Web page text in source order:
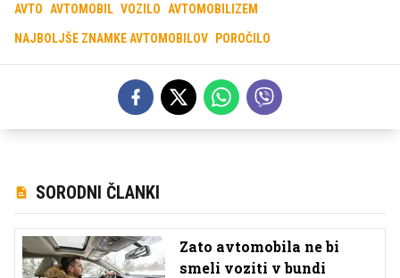
AVTO AVTOMOBIL VOZILO AVTOMOBILIZEM
NAJBOLJŠE ZNAMKE AVTOMOBILOV POROČILO
SORODNI ČLANKI
Zato avtomobila ne bi
smeli voziti v bundi